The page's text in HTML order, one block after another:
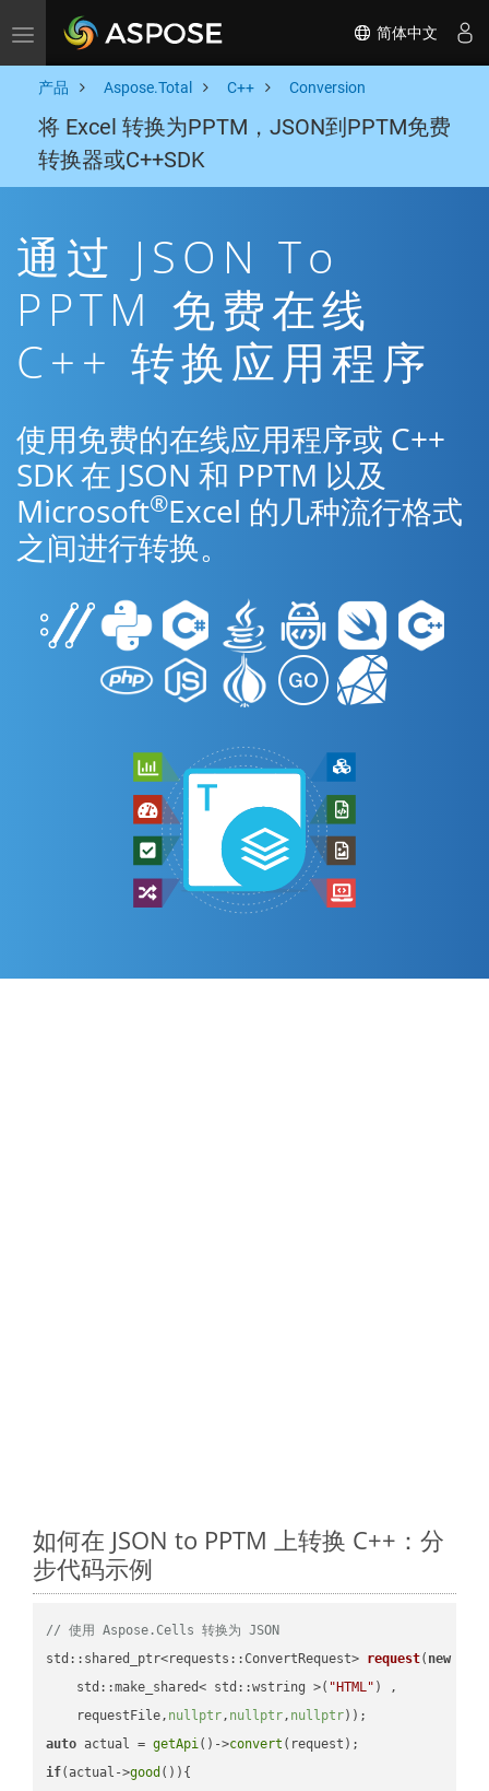
Toggle navigation 简体中文
产品 Aspose.Total C++ Conversion
将 Excel 转换为PPTM，JSON到PPTM免费
转换器或C++SDK
通过 JSON To
PPTM 免费在线
C++ 转换应用程序
使用免费的在线应用程序或 C++
SDK 在 JSON 和 PPTM 以及
Microsoft®Excel 的几种流行格式
之间进行转换。
如何在 JSON to PPTM 上转换 C++：分
步代码示例
// 使用 Aspose.Cells 转换为 JSON
std::shared_ptr<requests::ConvertRequest> request( new
    std::make_shared< std::wstring >(
"HTML" ) ,
    requestFile,
nullptr, nullptr, nullptr))
auto actual = getApi()->convert
if(actual->good ()){